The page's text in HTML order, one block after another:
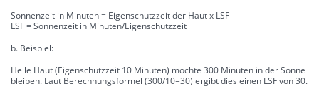
Sonnenzeit in Minuten = Eigenschutzzeit der Haut x LSF
LSF = Sonnenzeit in Minuten/Eigenschutzzeit
b. Beispiel:
Helle Haut (Eigenschutzzeit 10 Minuten) möchte 300 Minuten in der Sonne
bleiben. Laut Berechnungsformel (300/10=30) ergibt dies einen LSF von 30.